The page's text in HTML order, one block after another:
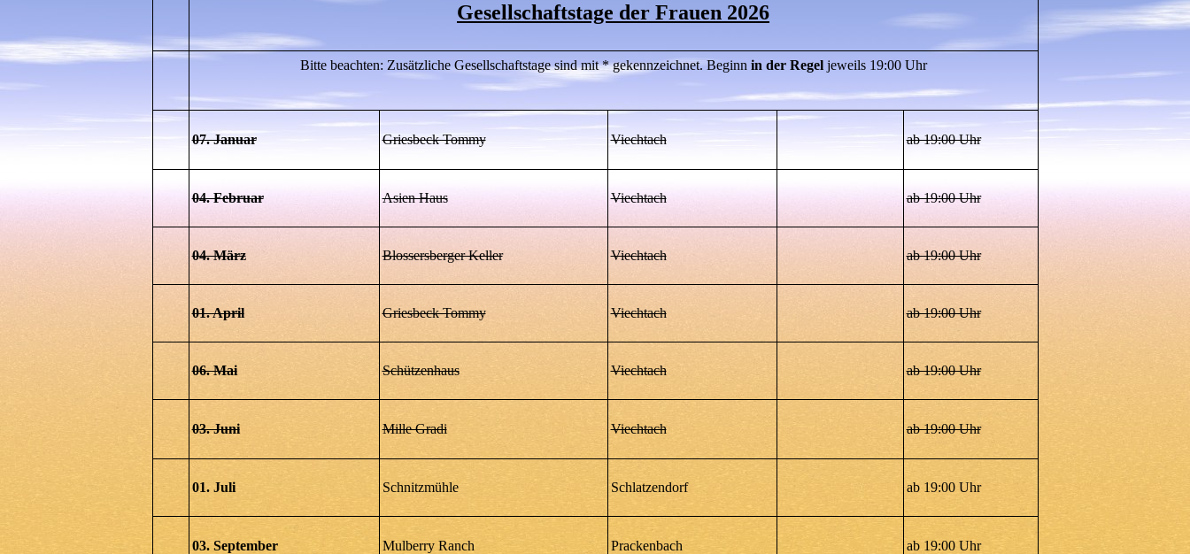
Gesellschaftstage der Frauen 2026
Bitte beachten: Zusätzliche Gesellschaftstage sind mit * gekennzeichnet. Beginn in der Regeljeweils 19:00 Uhr
07. Januar Griesbeck Tommy Viechtach ab 19:00 Uhr
04. Februar Asien Haus Viechtach ab 19:00 Uhr
04. März Blossersberger Keller Viechtach ab 19:00 Uhr
01. April Griesbeck Tommy Viechtach ab 19:00 Uhr
06. Mai Schützenhaus Viechtach ab 19:00 Uhr
03. Juni Mille Gradi Viechtach ab 19:00 Uhr
01. Juli Schnitzmühle Schlatzendorf ab 19:00 Uhr
03. September Mulberry Ranch Prackenbach ab 19:00 Uhr